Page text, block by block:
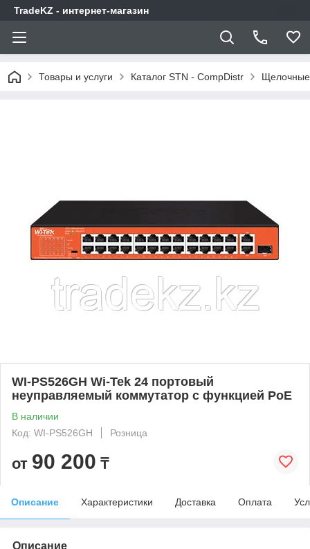
TradeKZ - интернет-магазин
Товары и услуги Каталог STN - CompDistr Щелочные
WI-PS526GH Wi-Tek 24 портовый
неуправляемый коммутатор с функцией PoE
В наличии
Код: WI-PS526GH
Розница
от 90 200 ₸
Описание Характеристики Доставка Оплата
Описание